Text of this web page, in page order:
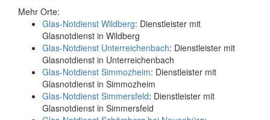
Mehr Orte:
Glas-Notdienst Wildberg: Dienstleister mit
Glasnotdienst in Wildberg
Glas-Notdienst Unterreichenbach: Dienstleister mit
Glasnotdienst in Unterreichenbach
Glas-Notdienst Simmozheim: Dienstleister mit
Glasnotdienst in Simmozheim
Glas-Notdienst Simmersfeld: Dienstleister mit
Glasnotdienst in Simmersfeld